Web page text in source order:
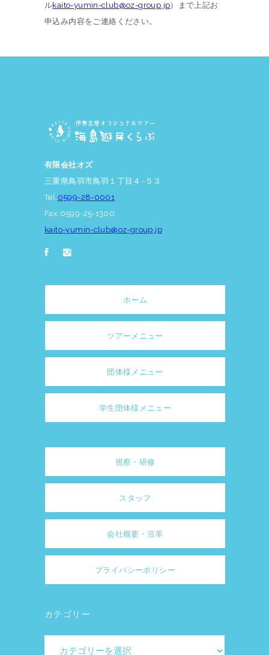
ルkaito-yumin-club@oz-group.jp）まで上記お
申込み内容をご連絡ください。
有限会社オズ
三重県鳥羽市鳥羽１丁目４−５３
Tel. 0599-28-0001
Fax.0599-25-1300
kaito-yumin-club@oz-group.jp
ホーム
ツアーメニュー
団体様メニュー
学生団体様メニュー
視察・研修
スタッフ
会社概要・沿革
プライバシーポリシー
カテゴリー